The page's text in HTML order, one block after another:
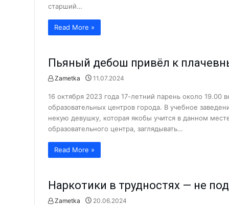
Обращение к жителям
А была ли самозащита?
Футбольная школа ПФК АГМК
Что сделано в 1 секторе
Когда каждая секунда на
старший…
Read More »
Пьяный дебош привёл к
Zametka 11.07.2024
16 октября 2023 года 17-летний парень около
образовательных центров города. В учебное
некую девушку, которая якобы учится в данном
образовательного центра, заглядывать…
Read More »
Наркотики в трудностях — не
Zametka 20.06.2024